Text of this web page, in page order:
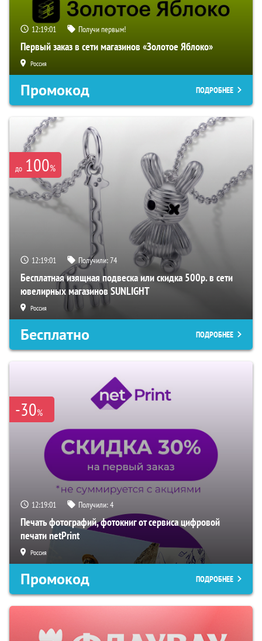
12:19:01 Получи первым!
Первый заказ в сети магазинов «Золотое Яблоко»
Россия
Промокод ПОДРОБНЕЕ
до 100%
12:19:01 Получили:74
Бесплатная изящная подвеска или скидка 500р. в сети
ювелирных магазинов SUNLIGHT
Россия
Бесплатно ПОДРОБНЕЕ
-30%
12:19:01 Получили:4
Печать фотографий, фотокниг от сервиса цифровой
печати netPrint
Россия
Промокод ПОДРОБНЕЕ